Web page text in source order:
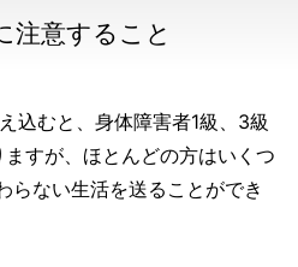
注意すること
込むと、身体障害者1級、3級
すが、ほとんどの方はいくつ
らない生活を送ることができ